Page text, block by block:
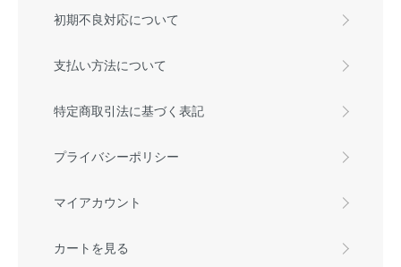
初期不良対応について
支払い方法について
特定商取引法に基づく表記
プライバシーポリシー
マイアカウント
カートを見る